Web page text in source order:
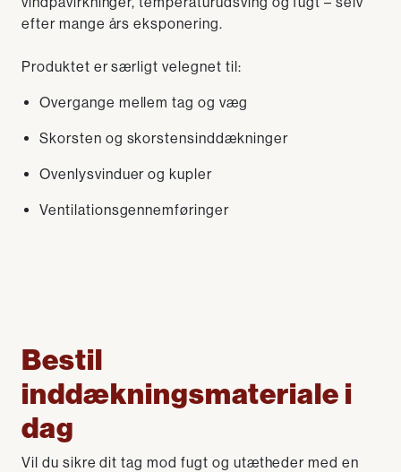
efter mange års eksponering.
Produktet er særligt velegnet til:
Overgange mellem tag og væg
Skorsten og skorstensinddækninger
Ovenlysvinduer og kupler
Ventilationsgennemføringer
Bestil
inddækningsmateriale i
dag
Vil du sikre dit tag mod fugt og utætheder med en